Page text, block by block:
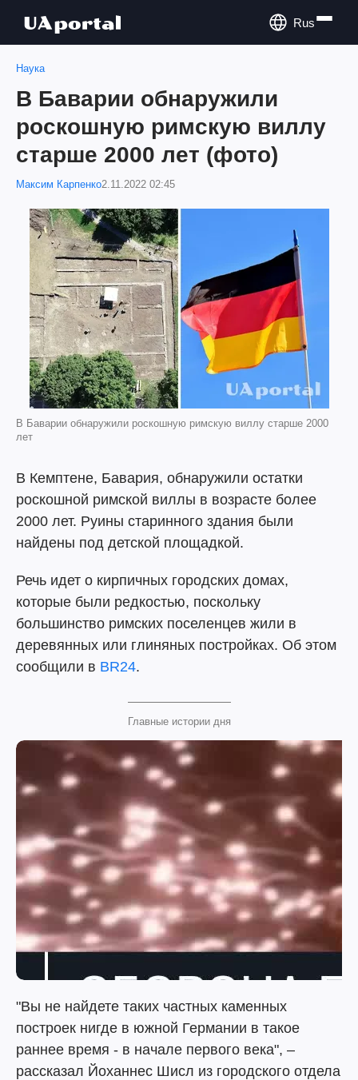
Rus
Наука
В Баварии обнаружили
роскошную римскую виллу
старше 2000 лет (фото)
Максим Карпенко2.11.2022 02:45
В Баварии обнаружили роскошную римскую виллу старше 2000
лет
В Кемптене, Бавария, обнаружили остатки
роскошной римской виллы в возрасте более
2000 лет. Руины старинного здания были
найдены под детской площадкой.
Речь идет о кирпичных городских домах,
которые были редкостью, поскольку
большинство римских поселенцев жили в
деревянных или глиняных постройках. Об этом
сообщили в BR24.
Главные истории дня
"Вы не найдете таких частных каменных
построек нигде в южной Германии в такое
раннее время - в начале первого века", –
рассказал Йоханнес Шисл из городского отдела